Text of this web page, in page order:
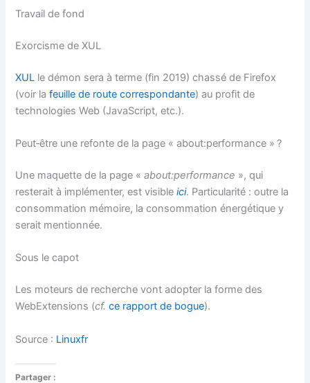
Travail de fond
Exorcisme de XUL
XUL le démon sera à terme (fin 2019) chassé de Firefox
(voir lafeuille de route correspondante) au profit de
technologies Web (JavaScript, etc.).
Peut‐être une refonte de la page « about:performance » ?
Une maquette de la page «about:performance », qui
resterait à implémenter, est visibleici. Particularité : outre la
consommation mémoire, la consommation énergétique y
serait mentionnée.
Sous le capot
Les moteurs de recherche vont adopter la forme des
WebExtensions (cf. ce rapport de bogue).
Source : Linuxfr
Partager :